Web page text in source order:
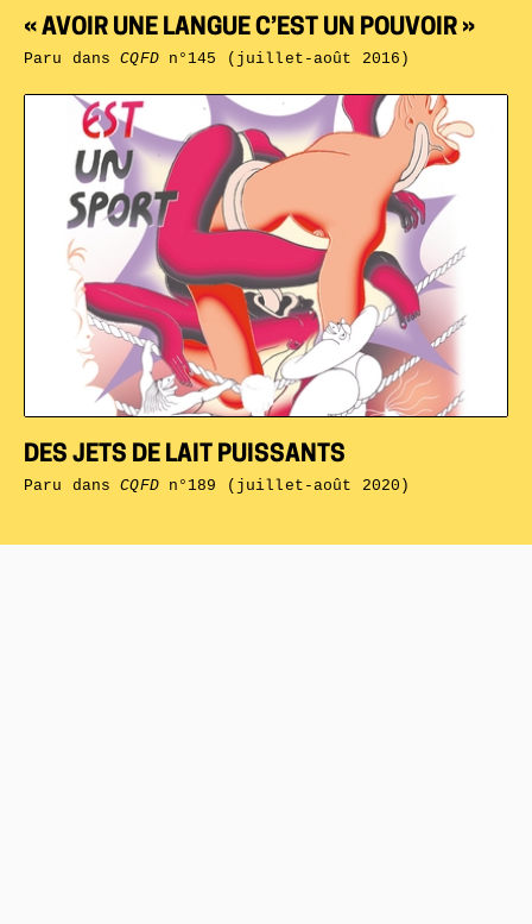
DES JETS DE LAIT PUISSANTS
Paru dansCQFDn°189 (juillet-août 2020)
« AVOIR UNE LANGUE C’EST UN POUVOIR »
Paru dansCQFDn°145 (juillet-août 2016)